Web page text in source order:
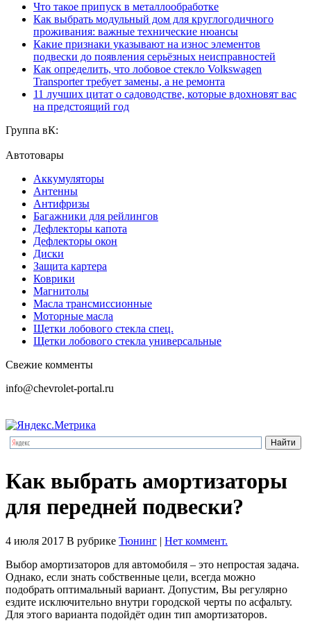
Что такое припуск в металлообработке
Как выбрать модульный дом для круглогодичного
проживания: важные технические нюансы
Какие признаки указывают на износ элементов
подвески до появления серьёзных неисправностей
Как определить, что лобовое стекло Volkswagen
Transporter требует замены, а не ремонта
11 лучших цитат о садоводстве, которые вдохновят вас
на предстоящий год
Группа вК:
Автотовары
Аккумуляторы
Антенны
Антифризы
Багажники для рейлингов
Дефлекторы капота
Дефлекторы окон
Диски
Защита картера
Коврики
Магнитолы
Масла трансмиссионные
Моторные масла
Щетки лобового стекла спец.
Щетки лобового стекла универсальные
Свежие комменты
info@chevrolet-portal.ru
Как выбрать амортизаторы
для передней подвески?
4 июля 2017 В рубрике Тюнинг | Нет коммент.
Выбор амортизаторов для автомобиля – это непростая задача.
Однако, если знать собственные цели, всегда можно
подобрать оптимальный вариант. Допустим, Вы регулярно
ездите исключительно внутри городской черты по асфальту.
Для этого варианта подойдёт один тип амортизаторов.